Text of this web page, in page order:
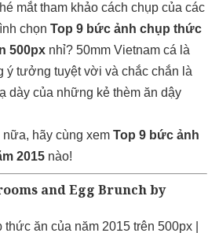
mắt tham khảo cách chụp của các
chọn Top 9 bức ảnh chụp thức
500px nhỉ? 50mm Vietnam cá là
ý tưởng tuyệt vời và chắc chắn là
dày của những kẻ thèm ăn dậy
hãy cùng xem Top 9 bức ảnh
2015 nào!
and Egg Brunch by